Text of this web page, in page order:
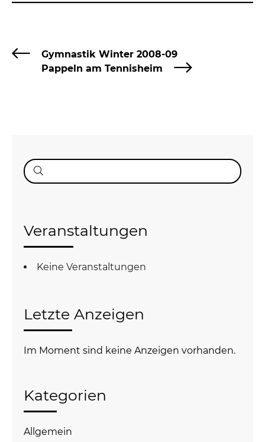
Gymnastik Winter 2008-09
Pappeln am Tennisheim
Suche
nach:
Veranstaltungen
Keine Veranstaltungen
Letzte Anzeigen
Im Moment sind keine Anzeigen vorhanden.
Kategorien
Allgemein